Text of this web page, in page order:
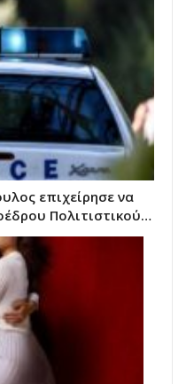
επιχείρησε να
Πολιτιστικού…